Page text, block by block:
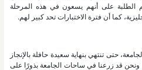
الطلبة على أنهم يسعون في هذه المرحلة
كما أن فترة الاختبارات تحد كبير لهم.
حتى تنتهي بنهاية سعيدة حافلة بالإنجاز
ونحن قد زرعنا في ساحات الجامعة بذورًا على